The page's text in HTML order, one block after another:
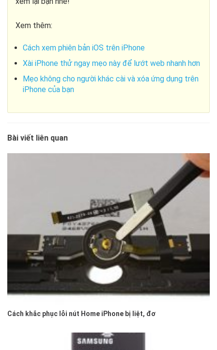
Xem thêm:
Cách xem phiên bản iOS trên iPhone
Xài iPhone thử ngay mẹo này để lướt web nhanh hơn
Mẹo không cho người khác cài và xóa ứng dụng trên
iPhone của bạn
Bài viết liên quan
Cách khắc phục lỗi nút Home iPhone bị liệt, đơ